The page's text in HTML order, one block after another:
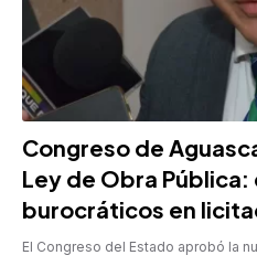
Congreso de
Ley de Obra
burocráticos en
El Congreso del Estado aprobó la